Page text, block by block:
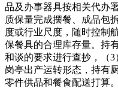
品及办事器具按相关代办
质保量完成摆餐、成品包
度或行业尺度，随时控制
保餐具的合理库存量。持
和谈的要求进行查抄，（
岗亭出产运转形态，持有
零件供品和餐食配送打算